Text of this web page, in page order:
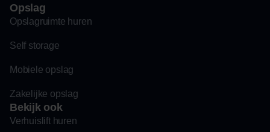
Opslag
Opslagruimte huren
Self storage
Mobiele opslag
Zakelijke opslag
Bekijk ook
Verhuislift huren